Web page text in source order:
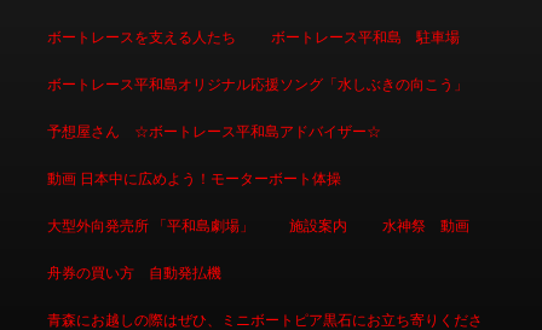
ボートレースを支える人たち ボートレース平和島 駐車場
ボートレース平和島オリジナル応援ソング「水しぶきの向こう」
予想屋さん ☆ボートレース平和島アドバイザー☆
動画 日本中に広めよう！モーターボート体操
大型外向発売所 「平和島劇場」 施設案内 水神祭 動画
舟券の買い方 自動発払機
青森にお越しの際はぜひ、ミニボートピア黒石にお立ち寄りくださ